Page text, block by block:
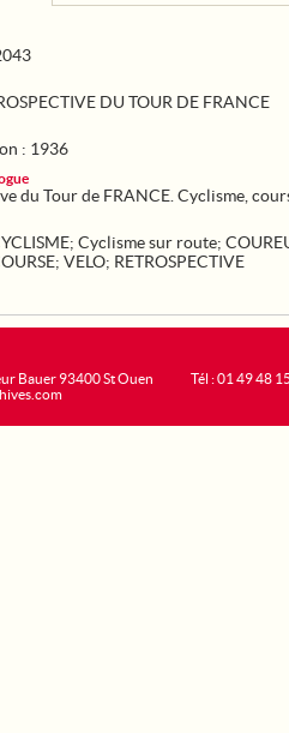
DU TOUR DE FRANCE
: 1936
du Tour de FRANCE. Cyclisme,
; Cyclisme sur route;
; VELO; RETROSPECTIVE
Bauer 93400 St Ouen
Tél : 01 49 48